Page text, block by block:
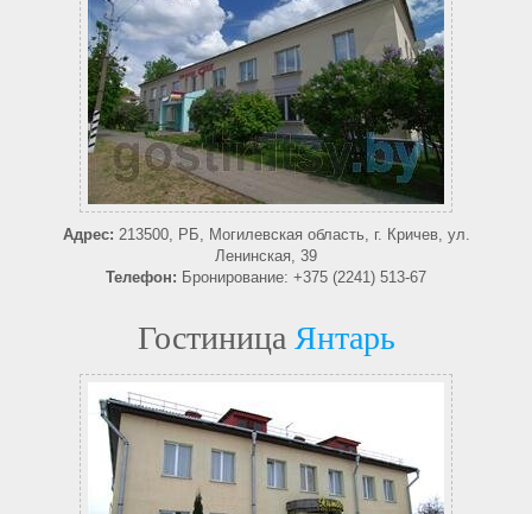
Адрес: 213500, РБ, Могилевская область, г. Кричев, ул.
Ленинская, 39
Телефон: Бронирование: +375 (2241) 513-67
Гостиница Янтарь